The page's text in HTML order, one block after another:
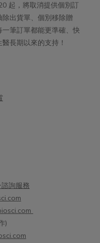
起，將取消提供個別訂
出貨單、個別移除贈
筆訂單都能更準確、快
長期以來的支持！
詢服務
)